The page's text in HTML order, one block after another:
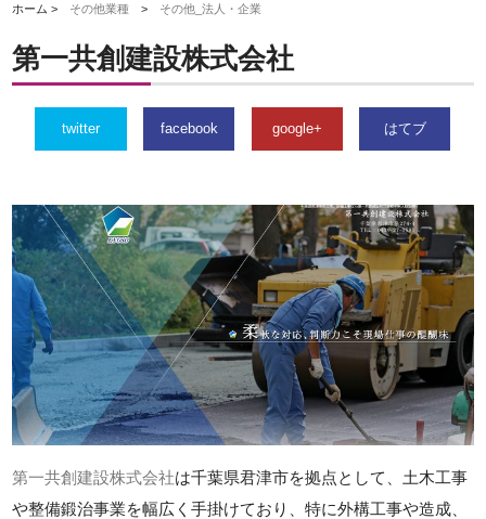
ホーム > その他業種 > その他_法人・企業
第一共創建設株式会社
twitter facebook google+ はてブ
第一共創建設株式会社は千葉県君津市を拠点として、土木工事
や整備鍛治事業を幅広く手掛けており、特に外構工事や造成、